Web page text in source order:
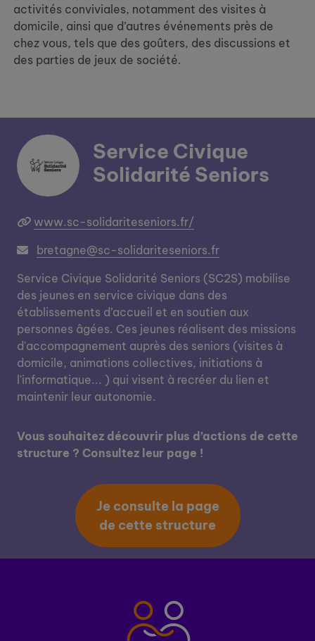
activités conviviales, notamment des visites à
domicile, ainsi que d’autres événements près de
chez vous, tels que des goûters, des discussions et
des parties de jeux de société.
Service Civique
Solidarité Seniors
www.sc-solidariteseniors.fr/
bretagne@sc-solidariteseniors.fr
Service Civique Solidarité Seniors (SC2S) mobilise
des jeunes en service civique dans des
établissements d’accueil et en soutien aux
personnes âgées. Ces jeunes réalisent des missions
d'accompagnement auprès des seniors (visites à
domicile, animations collectives, initiations à
l'informatique... ) qui visent à recréer du lien et
maintenir leur autonomie.
Vous souhaitez découvrir plus d’actions de cette
structure ? Consultez leur page !
Je consulte la page
de cette structure